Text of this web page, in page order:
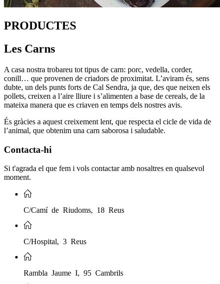
PRODUCTES
Les Carns
A casa nostra trobareu tot tipus de carn: porc, vedella, corder,
conill… que provenen de criadors de proximitat. L’aviram és, sens
dubte, un dels punts forts de Cal Sendra, ja que, des que neixen els
pollets, creixen a l’aire lliure i s’alimenten a base de cereals, de la
mateixa manera que es criaven en temps dels nostres avis.
És gràcies a aquest creixement lent, que respecta el cicle de vida de
l’animal, que obtenim una carn saborosa i saludable.
Contacta-hi
Si t'agrada el que fem i vols contactar amb nosaltres en qualsevol
moment.
C/Camí de Riudoms, 18 Reus
C/Hospital, 3 Reus
Rambla Jaume I, 95 Cambrils